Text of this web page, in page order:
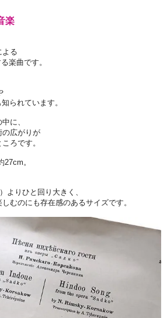
楽
よる
楽曲です。
られています。
に、
の広がりが
ろです。
。
よりひと回り大きく、
むのにも存在感のあるサイズです。